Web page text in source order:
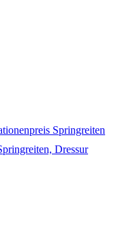
Springreiten
Dressur